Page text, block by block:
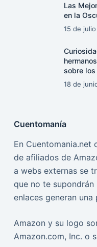
Las
en la
15 de
sobre
18 de
Cuentomanía
En Cuentomania.net
de afiliados de
a webs externas se
que no te
enlaces generan una
Amazon y su logo
Amazon.com, Inc. o